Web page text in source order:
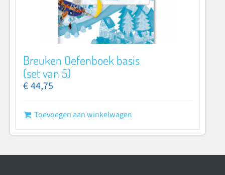
Breuken Oefenboek basis
(set van 5)
€44,75
Toevoegen aan winkelwagen